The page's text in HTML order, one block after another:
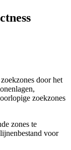
door het
zoekzones
zones te
voor